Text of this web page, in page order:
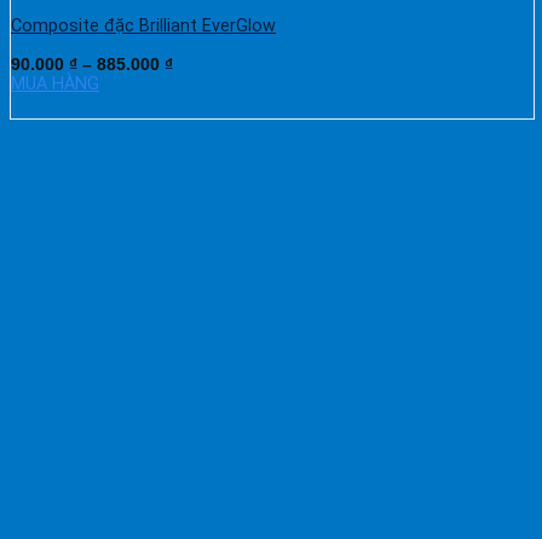
Composite đặc Brilliant EverGlow
90.000 ₫ – 885.000 ₫
MUA HÀNG